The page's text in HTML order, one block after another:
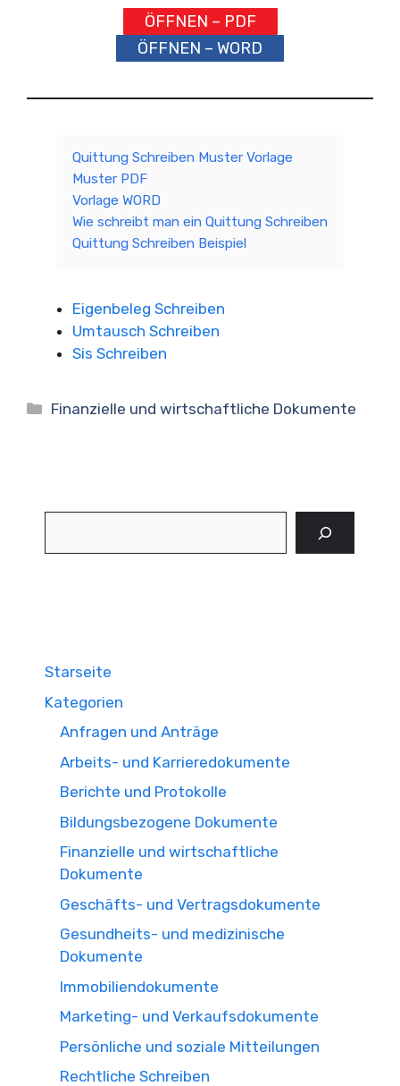
ÖFFNEN – PDF
ÖFFNEN – WORD
Quittung Schreiben Muster Vorlage
Muster PDF
Vorlage WORD
Wie schreibt man ein Quittung Schreiben
Quittung Schreiben Beispiel
Eigenbeleg Schreiben
Umtausch Schreiben
Sis Schreiben
Kategorien
Finanzielle und wirtschaftliche Dokumente
Starseite
Kategorien
Anfragen und Anträge
Arbeits- und Karrieredokumente
Berichte und Protokolle
Bildungsbezogene Dokumente
Finanzielle und wirtschaftliche
Dokumente
Geschäfts- und Vertragsdokumente
Gesundheits- und medizinische
Dokumente
Immobiliendokumente
Marketing- und Verkaufsdokumente
Persönliche und soziale Mitteilungen
Rechtliche Schreiben